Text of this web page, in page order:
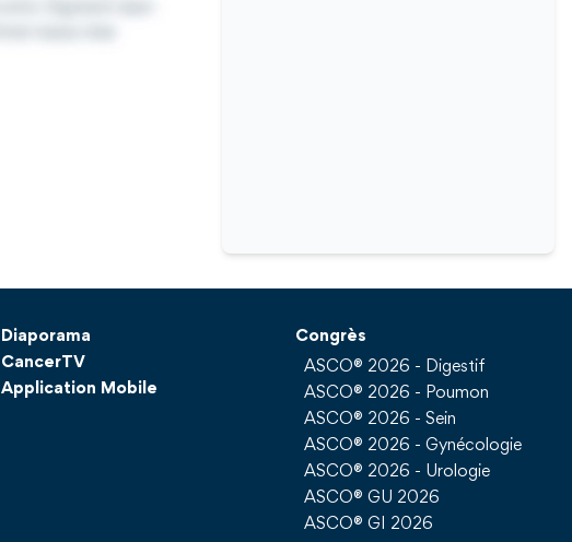
Diaporama
CancerTV
Application Mobile
Congrès
ASCO® 2026 - Digestif
ASCO® 2026 - Poumon
ASCO® 2026 - Sein
ASCO® 2026 - Gynécologie
ASCO® 2026 - Urologie
ASCO® GU 2026
ASCO® GI 2026